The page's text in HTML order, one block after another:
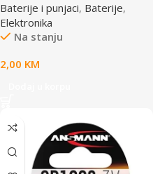
Baterije i punjaci, Baterije,
Elektronika
Na stanju
2,00 KM